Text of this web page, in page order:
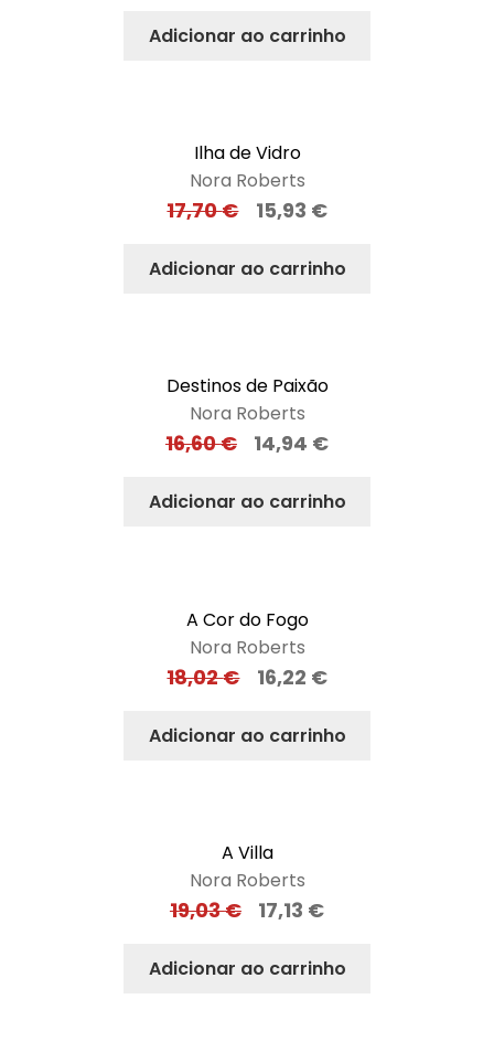
Adicionar ao carrinho
Ilha de Vidro
Nora Roberts
17,70€ 15,93 €
Adicionar ao carrinho
Destinos de Paixão
Nora Roberts
16,60€ 14,94 €
Adicionar ao carrinho
A Cor do Fogo
Nora Roberts
18,02€ 16,22 €
Adicionar ao carrinho
A Villa
Nora Roberts
19,03€ 17,13 €
Adicionar ao carrinho